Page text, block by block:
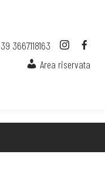
3667118163
Area riservata